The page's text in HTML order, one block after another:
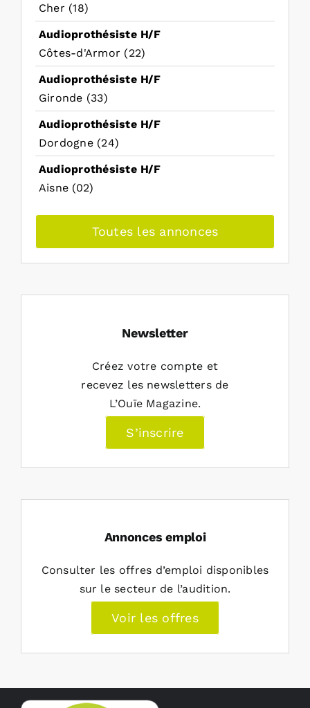
Cher (18)
Audioprothésiste H/F
Côtes-d'Armor (22)
Audioprothésiste H/F
Gironde (33)
Audioprothésiste H/F
Dordogne (24)
Audioprothésiste H/F
Aisne (02)
Toutes les annonces
Newsletter
Créez votre compte et
recevez les newsletters de
L’Ouïe Magazine.
S’inscrire
Annonces emploi
Consulter les offres d’emploi disponibles
sur le secteur de l’audition.
Voir les offres